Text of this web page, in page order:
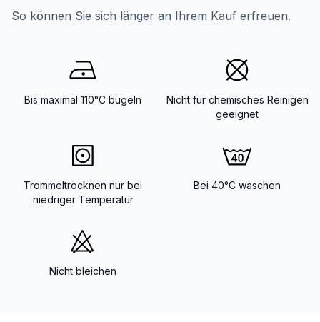
So können Sie sich länger an Ihrem Kauf erfreuen.
Bis maximal 110°C bügeln
Nicht für chemisches Reinigen
geeignet
Trommeltrocknen nur bei
niedriger Temperatur
Bei 40°C waschen
Nicht bleichen